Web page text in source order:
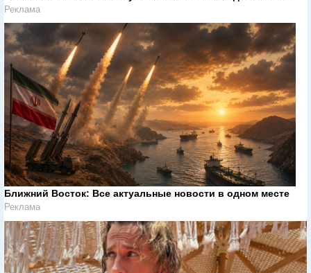
Реклама
Ближний Восток: Все актуальные новости в одном месте
Реклама